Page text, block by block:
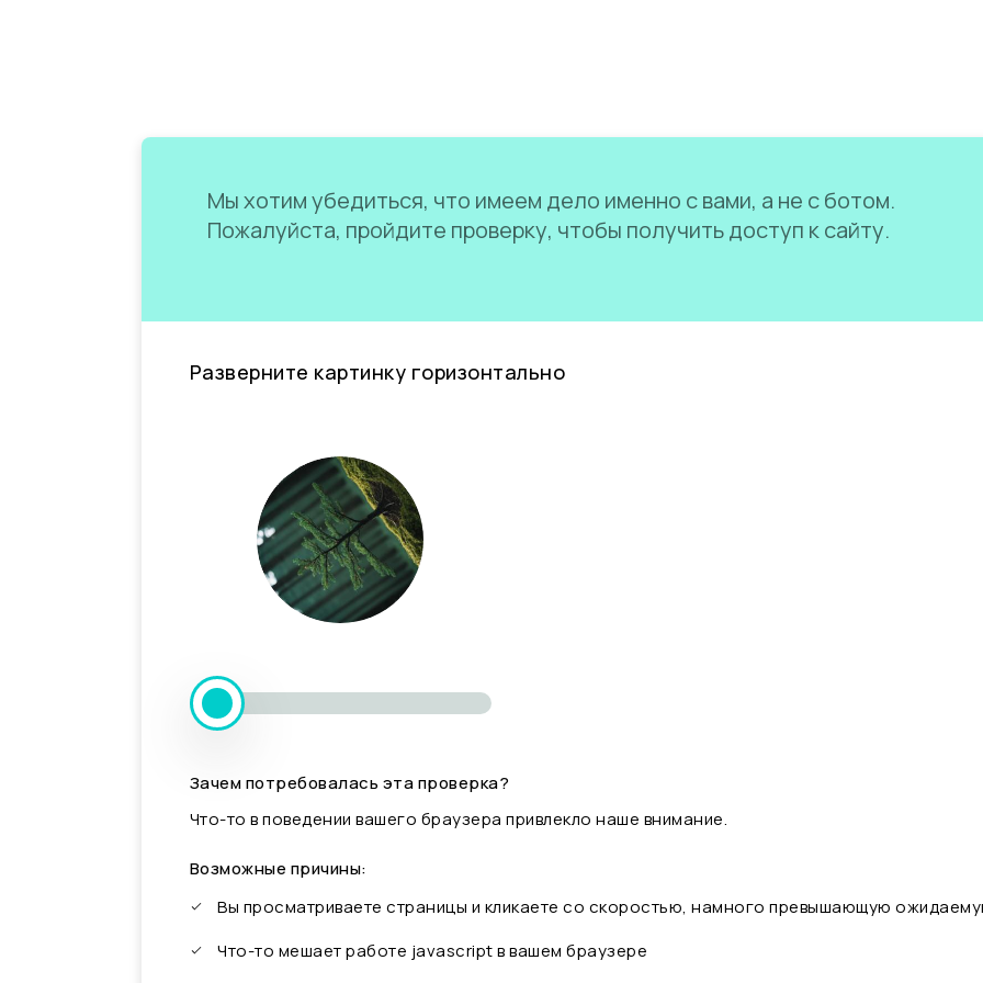
Мы хотим убедиться, что имеем дело именно с вами, а не с ботом.
Пожалуйста, пройдите проверку, чтобы получить доступ к сайту.
Разверните картинку горизонтально
Зачем потребовалась эта проверка?
Что-то в поведении вашего браузера привлекло наше внимание.
Возможные причины:
Вы просматриваете страницы и кликаете со скоростью, намного превышающую
Что-то мешает работе javascript в вашем браузере